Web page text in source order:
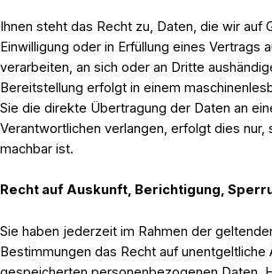
Ihnen steht das Recht zu, Daten, die wir auf
Einwilligung oder in Erfüllung eines Vertrags
verarbeiten, an sich oder an Dritte
Bereitstellung erfolgt in einem
Sie die direkte Übertragung der Daten an
Verantwortlichen verlangen, erfolgt dies nur,
machbar ist.
Recht auf Auskunft, Berichtigung,
Sie haben jederzeit im Rahmen der
Bestimmungen das Recht auf unentgeltliche